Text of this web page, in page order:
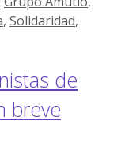
, Solidaridad,
de
breve